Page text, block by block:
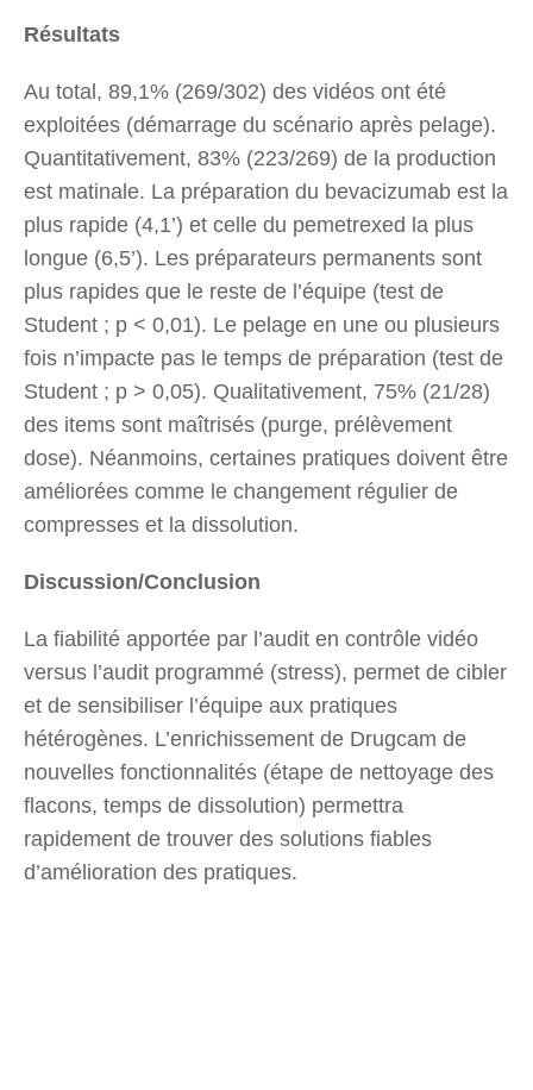
Résultats
Au total, 89,1% (269/302) des vidéos ont été
exploitées (démarrage du scénario après pelage).
Quantitativement, 83% (223/269) de la production
est matinale. La préparation du bevacizumab est la
plus rapide (4,1’) et celle du pemetrexed la plus
longue (6,5’). Les préparateurs permanents sont
plus rapides que le reste de l’équipe (test de
Student ; p < 0,01). Le pelage en une ou plusieurs
fois n’impacte pas le temps de préparation (test de
Student ; p > 0,05). Qualitativement, 75% (21/28)
des items sont maîtrisés (purge, prélèvement
dose). Néanmoins, certaines pratiques doivent être
améliorées comme le changement régulier de
compresses et la dissolution.
Discussion/Conclusion
La fiabilité apportée par l’audit en contrôle vidéo
versus l’audit programmé (stress), permet de cibler
et de sensibiliser l’équipe aux pratiques
hétérogènes. L’enrichissement de Drugcam de
nouvelles fonctionnalités (étape de nettoyage des
flacons, temps de dissolution) permettra
rapidement de trouver des solutions fiables
d’amélioration des pratiques.